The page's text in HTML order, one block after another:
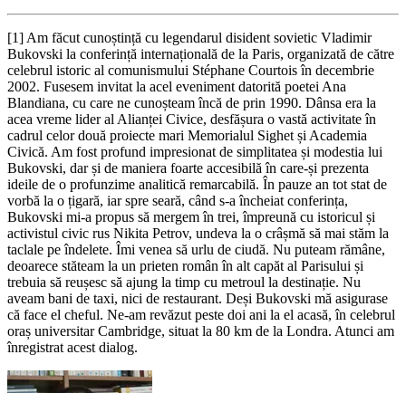
[1] Am făcut cunoștință cu legendarul disident sovietic Vladimir
Bukovski la conferință internațională de la Paris, organizată de către
celebrul istoric al comunismului Stéphane Courtois în decembrie
2002. Fusesem invitat la acel eveniment datorită poetei Ana
Blandiana, cu care ne cunoșteam încă de prin 1990. Dânsa era la
acea vreme lider al Alianței Civice, desfășura o vastă activitate în
cadrul celor două proiecte mari Memorialul Sighet și Academia
Civică. Am fost profund impresionat de simplitatea și modestia lui
Bukovski, dar și de maniera foarte accesibilă în care-și prezenta
ideile de o profunzime analitică remarcabilă. În pauze an tot stat de
vorbă la o țigară, iar spre seară, când s-a încheiat conferința,
Bukovski mi-a propus să mergem în trei, împreună cu istoricul și
activistul civic rus Nikita Petrov, undeva la o crâșmă să mai stăm la
taclale pe îndelete. Îmi venea să urlu de ciudă. Nu puteam rămâne,
deoarece stăteam la un prieten român în alt capăt al Parisului și
trebuia să reușesc să ajung la timp cu metroul la destinație. Nu
aveam bani de taxi, nici de restaurant. Deși Bukovski mă asigurase
că face el cheful. Ne-am revăzut peste doi ani la el acasă, în celebrul
oraș universitar Cambridge, situat la 80 km de la Londra. Atunci am
înregistrat acest dialog.